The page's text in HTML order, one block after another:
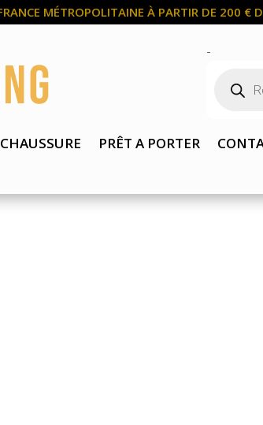
MÉTROPOLITAINE À PARTIR DE 200 €
-
produits
CHAUSSURE PRÊT A PORTER